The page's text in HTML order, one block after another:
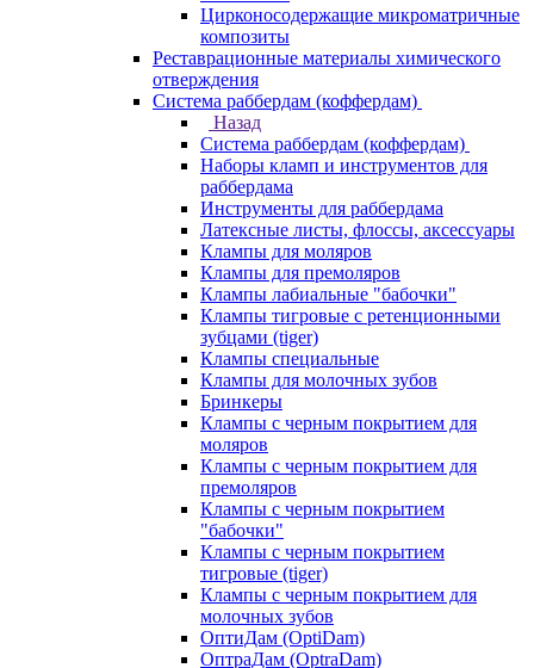
Цирконосодержащие микроматричные
композиты
Реставрационные материалы химического
отверждения
Система раббердам (коффердам)
Назад
Система раббердам (коффердам)
Наборы кламп и инструментов для
раббердама
Инструменты для раббердама
Латексные листы, флоссы, аксессуары
Клампы для моляров
Клампы для премоляров
Клампы лабиальные "бабочки"
Клампы тигровые с ретенционными
зубцами (tiger)
Клампы специальные
Клампы для молочных зубов
Бринкеры
Клампы с черным покрытием для
моляров
Клампы с черным покрытием для
премоляров
Клампы с черным покрытием
"бабочки"
Клампы с черным покрытием
тигровые (tiger)
Клампы с черным покрытием для
молочных зубов
ОптиДам (OptiDam)
ОптраДам (OptraDam)